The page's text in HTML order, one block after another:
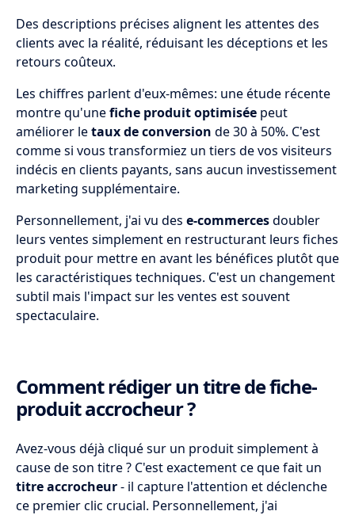
Des descriptions précises alignent les attentes des
clients avec la réalité, réduisant les déceptions et les
retours coûteux.
Les chiffres parlent d'eux-mêmes: une étude récente
montre qu'unefiche produit optimisée peut
améliorer letaux de conversion de 30 à 50%. C'est
comme si vous transformiez un tiers de vos visiteurs
indécis en clients payants, sans aucun investissement
marketing supplémentaire.
Personnellement, j'ai vu des e-commercesdoubler
leurs ventes simplement en restructurant leurs fiches
produit pour mettre en avant les bénéfices plutôt que
les caractéristiques techniques. C'est un changement
subtil mais l'impact sur les ventes est souvent
spectaculaire.
Comment rédiger un titre de fiche-
produit accrocheur ?
Avez-vous déjà cliqué sur un produit simplement à
cause de son titre ? C'est exactement ce que fait un
titre accrocheur- il capture l'attention et déclenche
ce premier clic crucial. Personnellement, j'ai